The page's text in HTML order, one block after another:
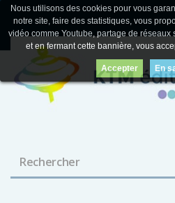
Nous utilisons des cookies pour vous
notre site, faire des statistiques, vous
vidéo comme Youtube, partage de
et en fermant cette bannière, vous
Accepter En